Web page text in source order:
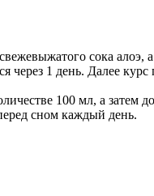
сока алоэ, а
через 1 день. Далее
100 мл, а затем
сном каждый день.